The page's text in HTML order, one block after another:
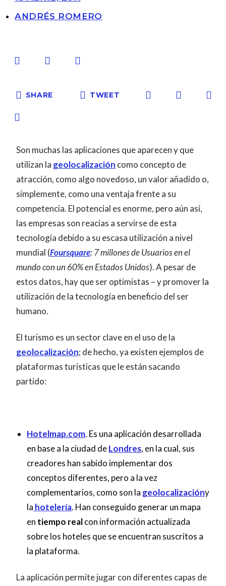
ANDRÉS ROMERO
SHARE TWEET
Son muchas las aplicaciones que aparecen y que
utilizan la geolocalización como concepto de
atracción, como algo novedoso, un valor añadido o,
simplemente, como una ventaja frente a su
competencia. El potencial es enorme, pero aún así,
las empresas son reacias a servirse de esta
tecnología debido a su escasa utilización a nivel
mundial (Foursquare: 7 millones de Usuarios en el
mundo con un 60% en Estados Unidos). A pesar de
estos datos, hay que ser optimistas – y promover la
utilización de la tecnología en beneficio del ser
humano.
El turismo es un sector clave en el uso de la
geolocalización; de hecho, ya existen ejemplos de
plataformas turísticas que le están sacando
partido:
Hotelmap.com. Es una aplicación desarrollada
en base a la ciudad deLondres, en la cual, sus
creadores han sabido implementar dos
conceptos diferentes, pero a la vez
complementarios, como son la geolocalizacióny
la hotelería. Han conseguido generar un mapa
en tiempo realcon información actualizada
sobre los hoteles que se encuentran suscritos a
la plataforma.
La aplicación permite jugar con diferentes capas de